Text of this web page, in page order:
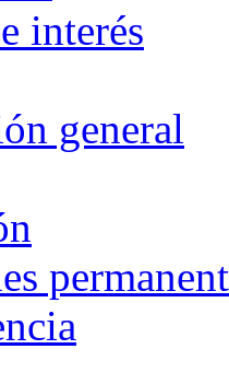
interés
general